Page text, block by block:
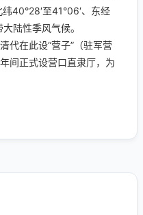
40°28′至41°06′、东经
陆性季风气候。
代在此设“营子”（驻军营
间正式设营口直隶厅，为